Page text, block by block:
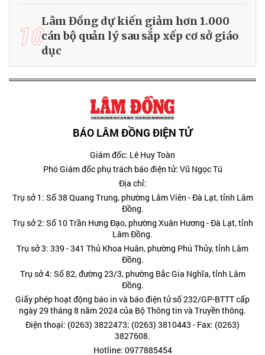
10Lâm Đồng dự kiến giảm hơn 1.000
cán bộ quản lý sau sắp xếp cơ sở giáo
dục
BÁO LÂM ĐỒNG ĐIỆN TỬ
Giám đốc: Lê Huy Toàn
Phó Giám đốc phụ trách báo điện tử: Vũ Ngọc Tú
Địa chỉ:
Trụ sở 1: Số 38 Quang Trung, phường Lâm Viên - Đà Lạt, tỉnh Lâm
Đồng.
Trụ sở 2: Số 10 Trần Hưng Đạo, phường Xuân Hương - Đà Lạt, tỉnh
Lâm Đồng.
Trụ sở 3: 339 - 341 Thủ Khoa Huân, phường Phú Thủy, tỉnh Lâm
Đồng.
Trụ sở 4: Số 82, đường 23/3, phường Bắc Gia Nghĩa, tỉnh Lâm
Đồng.
Giấy phép hoạt động báo in và báo điện tử số 232/GP-BTTT cấp
ngày 29 tháng 8 năm 2024 của Bộ Thông tin và Truyền thông.
Điện thoại: (0263) 3822473; (0263) 3810443 - Fax: (0263)
3827608.
Hotline: 0977885454